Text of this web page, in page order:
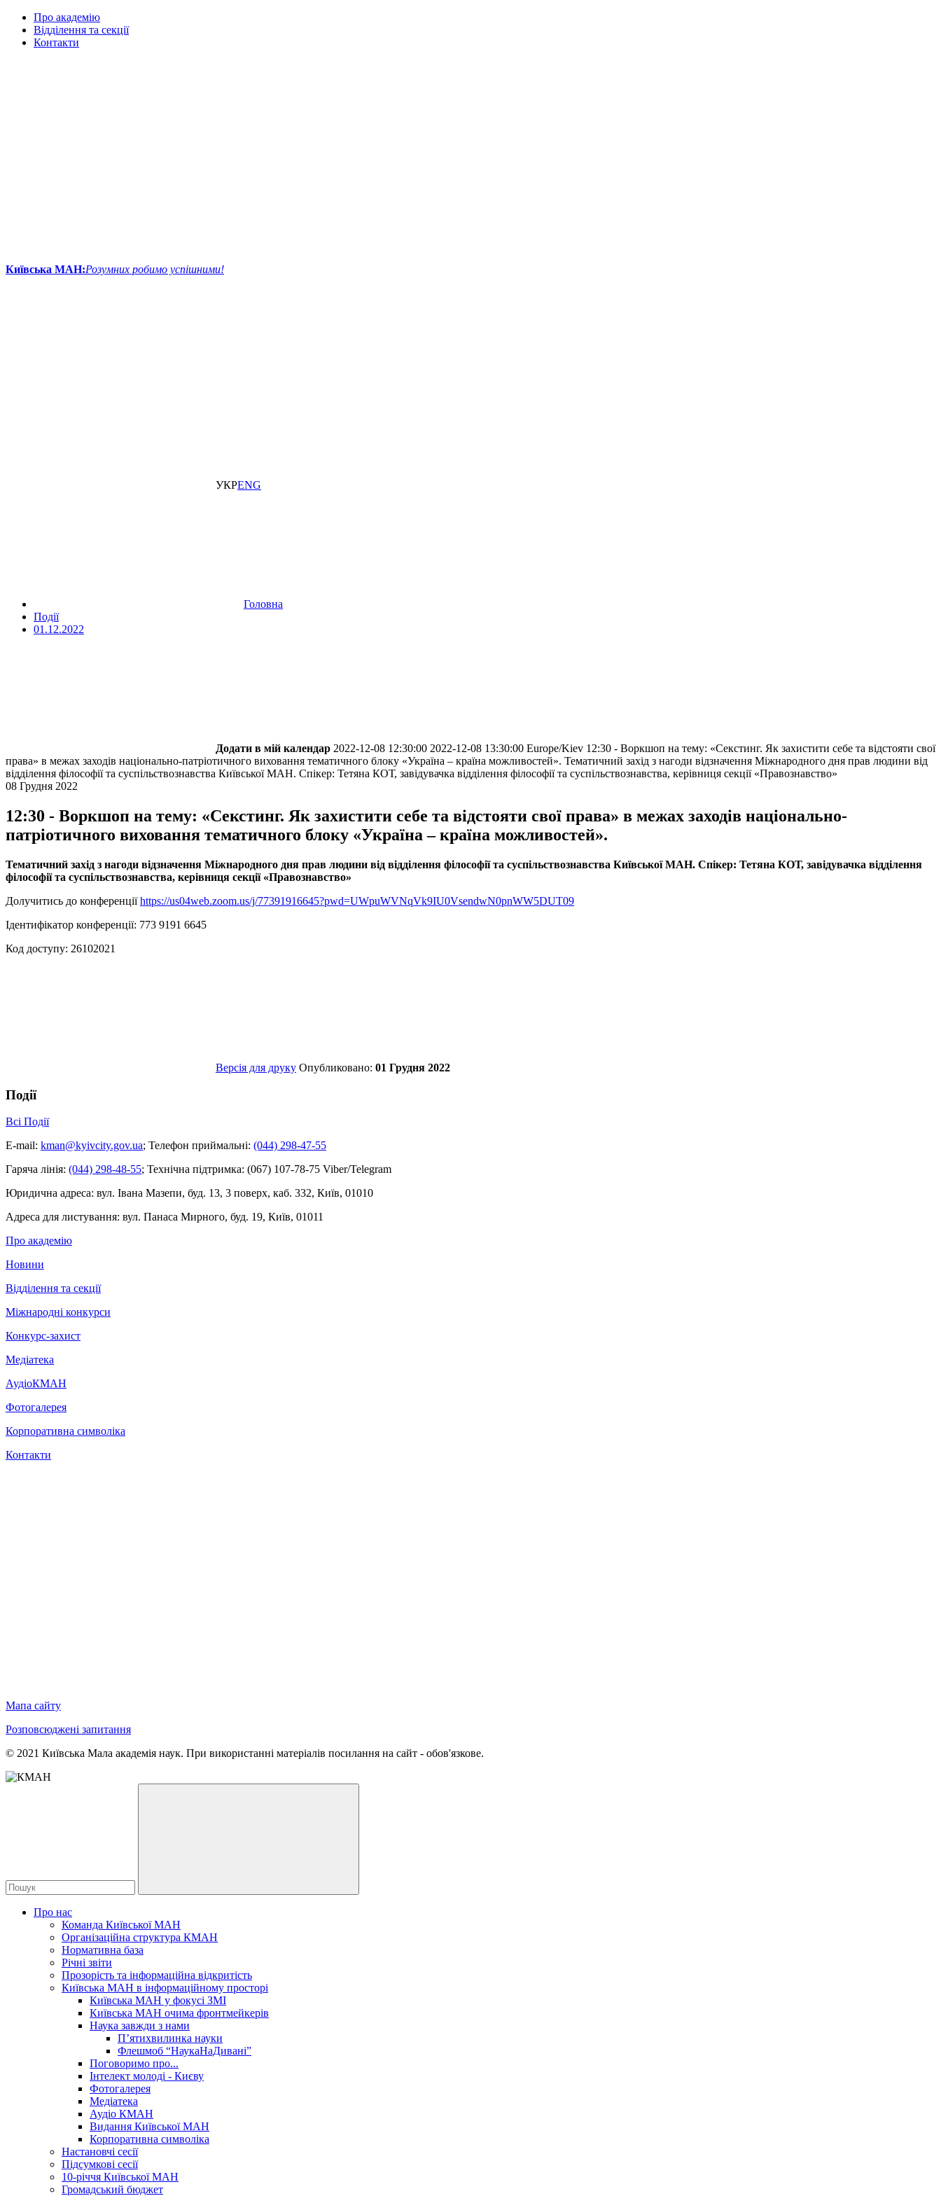
Про академію
Відділення та секції
Контакти
Київська МАН:Розумних робимо успішними!
УКРENG
Головна
Події
01.12.2022
Додати в мій календар 2022-12-08 12:30:00 2022-12-08 13:30:00 Europe/Kiev 12:30 - Воркшоп на тему: «Секстинг. Як захистити себе та відстояти свої
права» в межах заходів національно-патріотичного виховання тематичного блоку «Україна – країна можливостей». Тематичний захід з нагоди відзначення Міжнародного дня прав людини від
відділення філософії та суспільствознавства Київської МАН. Спікер: Тетяна КОТ, завідувачка відділення філософії та суспільствознавства, керівниця секції «Правознавство»
08 Грудня 2022
12:30 - Воркшоп на тему: «Секстинг. Як захистити себе та відстояти свої права» в межах заходів національно-
патріотичного виховання тематичного блоку «Україна – країна можливостей».
Тематичний захід з нагоди відзначення Міжнародного дня прав людини від відділення філософії та суспільствознавства Київської МАН. Спікер: Тетяна КОТ, завідувачка відділення
філософії та суспільствознавства, керівниця секції «Правознавство»
Долучитись до конференціїhttps://us04web.zoom.us/j/77391916645?pwd=UWpuWVNqVk9IU0VsendwN0pnWW5DUT09
Ідентифікатор конференції: 773 9191 6645
Код доступу: 26102021
Версія для друку Опубликовано: 01 Грудня 2022
Події
Всі Події
E-mail: kman@kyivcity.gov.ua; Телефон приймальні: (044) 298-47-55
Гаряча лінія: (044) 298-48-55; Технічна підтримка: (067) 107-78-75 Viber/Telegram
Юридична адреса: вул. Івана Мазепи, буд. 13, 3 поверх, каб. 332, Київ, 01010
Адреса для листування: вул. Панаса Мирного, буд. 19, Київ, 01011
Про академію
Новини
Відділення та секції
Міжнародні конкурси
Конкурс-захист
Медіатека
АудіоКМАН
Фотогалерея
Корпоративна символіка
Контакти
Мапа сайту
Розповсюджені запитання
© 2021 Київська Мала академія наук. При використанні матеріалів посилання на сайт - обов'язкове.
Про нас
Команда Київської МАН
Організаційна структура КМАН
Нормативна база
Річні звіти
Прозорість та інформаційна відкритість
Київська МАН в інформаційному просторі
Київська МАН у фокусі ЗМІ
Київська МАН очима фронтмейкерів
Наука завжди з нами
П’ятихвилинка науки
Флешмоб “НаукаНаДивані”
Поговоримо про...
Інтелект молоді - Києву
Фотогалерея
Медіатека
Аудіо КМАН
Видання Київської МАН
Корпоративна символіка
Настановчі сесії
Підсумкові сесії
10-річчя Київської МАН
Громадський бюджет